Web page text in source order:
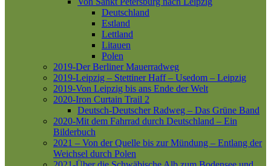
Deutschland
Estland
Lettland
Litauen
Polen
2019-Der Berliner Mauerradweg
2019-Leipzig – Stettiner Haff – Usedom – Leipzig
2019-Von Leipzig bis ans Ende der Welt
2020-Iron Curtain Trail 2
Deutsch-Deutscher Radweg – Das Grüne Band
2020-Mit dem Fahrrad durch Deutschland – Ein
Bilderbuch
2021 – Von der Quelle bis zur Mündung – Entlang der
Weichsel durch Polen